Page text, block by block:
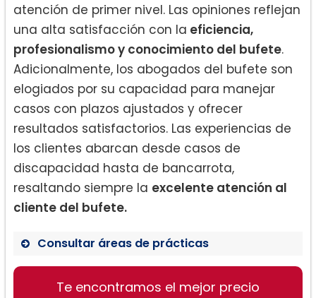
atención de primer nivel. Las opiniones reflejan
una alta satisfacción con la eficiencia,
profesionalismo y conocimiento del bufete.
Adicionalmente, los abogados del bufete son
elogiados por su capacidad para manejar
casos con plazos ajustados y ofrecer
resultados satisfactorios. Las experiencias de
los clientes abarcan desde casos de
discapacidad hasta de bancarrota,
resaltando siempre la excelente atención al
cliente del bufete.
Consultar áreas de prácticas
Derecho de divorcio
Casos de discapacidad
Te encontramos el mejor precio